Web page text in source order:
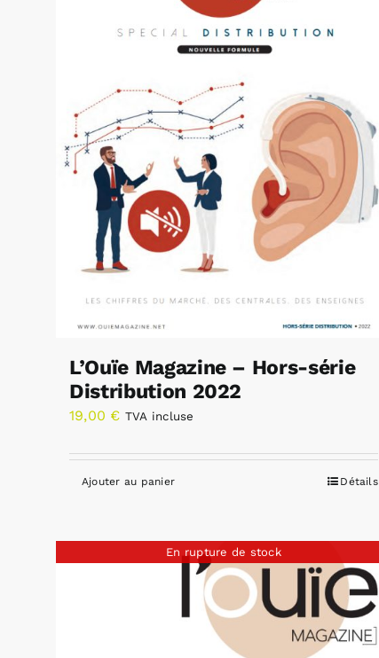
L’Ouïe Magazine – Hors-série
Distribution 2022
19,00 € TVA incluse
Ajouter au panier Détails
En rupture de stock